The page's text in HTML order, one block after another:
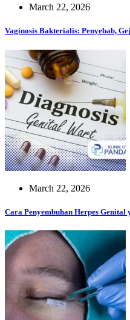
March 22, 2026
Vaginosis Bakterialis: Penyebab,
March 22, 2026
Cara Penyembuhan Herpes Genital